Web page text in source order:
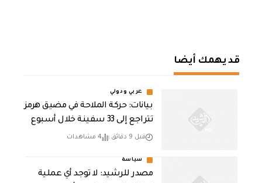
قد يهمك أيضا
عربي ودولي
بيانات: حركة الملاحة في مضيق هرمز
تتراجع إلى 33 سفينة خلال أسبوع
قبل 9 دقائق 4 مشاهدات
سياسة
مصدر للرشيد: لا توجد أي عملية